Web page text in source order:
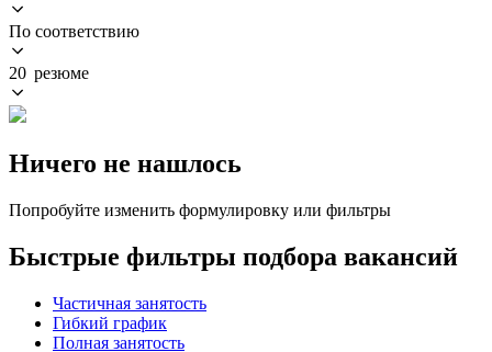
По соответствию
20 резюме
Ничего не нашлось
Попробуйте изменить формулировку или фильтры
Быстрые фильтры подбора вакансий
Частичная занятость
Гибкий график
Полная занятость